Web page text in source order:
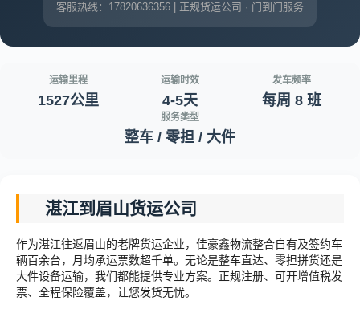
客服热线：17820636356 | 正规货运公司 · 门到门服务
运输里程
1527公里
运输时效
4-5天
发车频率
每周 8 班
服务类型
整车 / 零担 / 大件
湛江到眉山货运公司
作为湛江往返眉山的老牌货运企业，佳豪鑫物流整合自有及签约车
辆百余台，月均承运票数超千单。无论是整车直达、零担拼货还是
大件设备运输，我们都能提供专业方案。正规注册、可开增值税发
票、全程保险覆盖，让您发货无忧。